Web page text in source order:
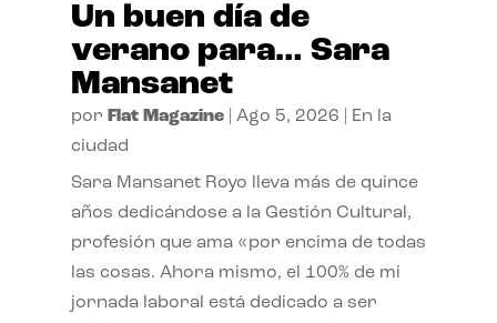
Un buen día de
verano para… Sara
Mansanet
por Flat Magazine| Ago 5, 2026
En la
ciudad
Sara Mansanet Royo lleva más de quince
años dedicándose a la Gestión Cultural,
profesión que ama «por encima de todas
las cosas. Ahora mismo, el 100% de mi
jornada laboral está dedicado a ser